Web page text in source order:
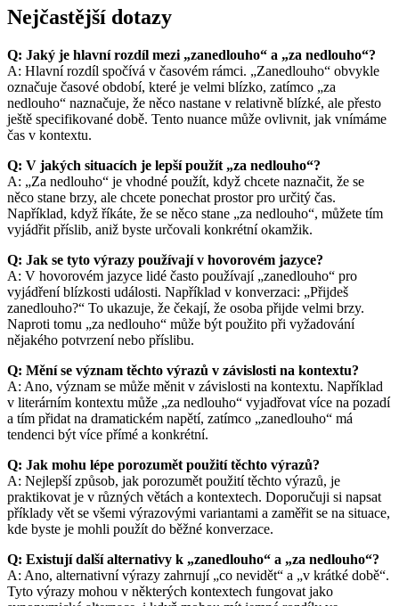
Nejčastější dotazy
Q: Jaký je hlavní rozdíl mezi „zanedlouho“ a „za nedlouho“?
A: Hlavní rozdíl spočívá v časovém rámci. „Zanedlouho“ obvykle
označuje časové období, které je velmi blízko, zatímco „za
nedlouho“ naznačuje, že něco nastane v relativně blízké, ale přesto
ještě specifikované době. Tento nuance může ovlivnit, jak vnímáme
čas v kontextu.
Q: V jakých situacích je lepší použít „za nedlouho“?
A: „Za nedlouho“ je vhodné použít, když chcete naznačit, že se
něco stane brzy, ale chcete ponechat prostor pro určitý čas.
Například, když říkáte, že se něco stane „za nedlouho“, můžete tím
vyjádřit příslib, aniž byste určovali konkrétní okamžik.
Q: Jak se tyto výrazy používají v hovorovém jazyce?
A: V hovorovém jazyce lidé často používají „zanedlouho“ pro
vyjádření blízkosti události. Například v konverzaci: „Přijdeš
zanedlouho?“ To ukazuje, že čekají, že osoba přijde velmi brzy.
Naproti tomu „za nedlouho“ může být použito při vyžadování
nějakého potvrzení nebo příslibu.
Q: Mění se význam těchto výrazů v závislosti na kontextu?
A: Ano, význam se může měnit v závislosti na kontextu. Například
v literárním kontextu může „za nedlouho“ vyjadřovat více na pozadí
a tím přidat na dramatickém napětí, zatímco „zanedlouho“ má
tendenci být více přímé a konkrétní.
Q: Jak mohu lépe porozumět použití těchto výrazů?
A: Nejlepší způsob, jak porozumět použití těchto výrazů, je
praktikovat je v různých větách a kontextech. Doporučuji si napsat
příklady vět se všemi výrazovými variantami a zaměřit se na situace,
kde byste je mohli použít do běžné konverzace.
Q: Existují další alternativy k „zanedlouho“ a „za nedlouho“?
A: Ano, alternativní výrazy zahrnují „co nevidět“ a „v krátké době“.
Tyto výrazy mohou v některých kontextech fungovat jako